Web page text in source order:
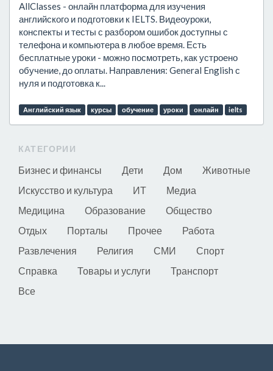
AllClasses - онлайн платформа для изучения
английского и подготовки к IELTS. Видеоуроки,
конспекты и тесты с разбором ошибок доступны с
телефона и компьютера в любое время. Есть
бесплатные уроки - можно посмотреть, как устроено
обучение, до оплаты. Направления: General English с
нуля и подготовка к...
Английский язык курсы обучение уроки онлайн ielts
КАТЕГОРИИ
Бизнес и финансы Дети Дом
Животные
Искусство и культура
ИТ
Медиа
Медицина
Образование
Общество
Отдых
Порталы Прочее
Работа
Развлечения
Религия СМИ
Спорт
Справка
Товары и услуги
Транспорт
Все